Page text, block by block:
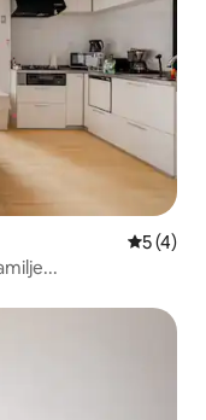
5 av 5 i
5 (4)